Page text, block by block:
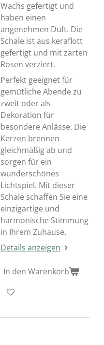
Wachs gefertigt und
haben einen
angenehmen Duft. Die
Schale ist aus keraflott
gefertigt und mit zarten
Rosen verziert.
Perfekt geeignet für
gemütliche Abende zu
zweit oder als
Dekoration für
besondere Anlässe. Die
Kerzen brennen
gleichmäßig ab und
sorgen für ein
wunderschönes
Lichtspiel. Mit dieser
Schale schaffen Sie eine
einzigartige und
harmonische Stimmung
in Ihrem Zuhause.
Details anzeigen
In den Warenkorb